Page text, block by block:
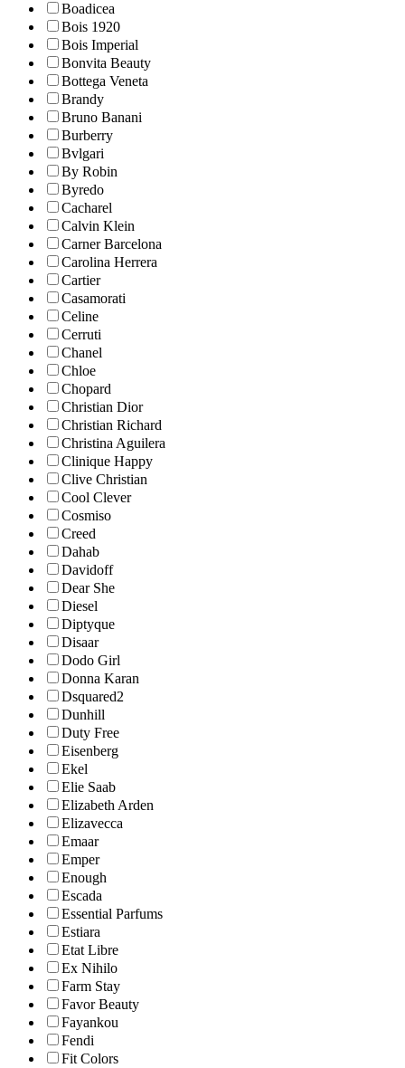
Boadicea
Bois 1920
Bois Imperial
Bonvita Beauty
Bottega Veneta
Brandy
Bruno Banani
Burberry
Bvlgari
By Robin
Byredo
Cacharel
Calvin Klein
Carner Barcelona
Carolina Herrera
Cartier
Casamorati
Celine
Cerruti
Chanel
Chloe
Chopard
Christian Dior
Christian Richard
Christina Aguilera
Clinique Happy
Clive Christian
Cool Clever
Cosmiso
Creed
Dahab
Davidoff
Dear She
Diesel
Diptyque
Disaar
Dodo Girl
Donna Karan
Dsquared2
Dunhill
Duty Free
Eisenberg
Ekel
Elie Saab
Elizabeth Arden
Elizavecca
Emaar
Emper
Enough
Escada
Essential Parfums
Estiara
Etat Libre
Ex Nihilo
Farm Stay
Favor Beauty
Fayankou
Fendi
Fit Colors